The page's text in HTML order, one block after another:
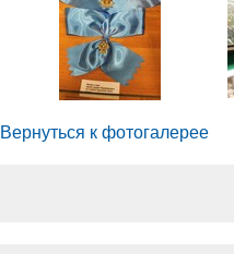
Вернуться к фотогалерее